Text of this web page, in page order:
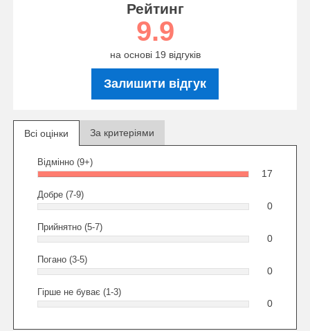
Рейтинг
9.9
на основі 19 відгуків
Залишити відгук
Всі оцінки За критеріями
Відмінно (9+)
17
Добре (7-9)
0
Прийнятно (5-7)
0
Погано (3-5)
0
Гірше не буває (1-3)
0